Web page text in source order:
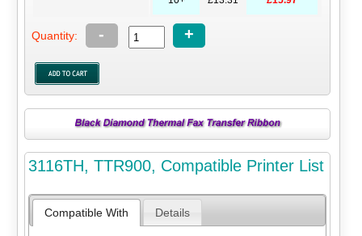
Quantity: - +
3116TH, TTR900, Compatible Printer List
Compatible With Details